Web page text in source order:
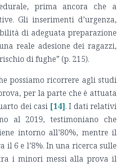
prima ancora che a
Gli inserimenti d’urgenza,
di adeguata preparazione
reale adesione dei ragazzi,
di fughe” (p. 215).
possiamo ricorrere agli studi
per la parte che è attuata
dei casi [14]. I dati relativi
al 2019, testimoniano che
intorno all’80%, mentre il
il 6 e l’8%. In una ricerca sulle
i minori messi alla prova il